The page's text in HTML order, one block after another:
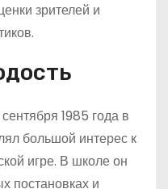
зрителей и
1985 года в
большой интерес к
игре. В школе он
постановках и